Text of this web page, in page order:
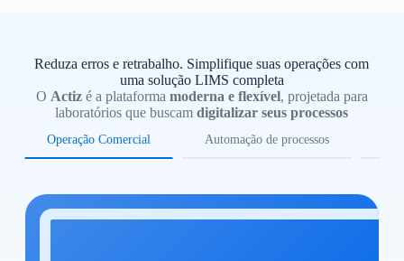
Reduza erros e retrabalho. Simplifique suas operações com
uma solução LIMS completa
O Actiz é a plataforma moderna e flexível, projetada para
laboratórios que buscamdigitalizar seus processos
Operação Comercial Automação de processos